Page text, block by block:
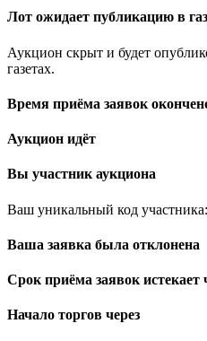
Лот ожидает публикацию в
Аукцион скрыт и будет
газетах.
Время приёма заявок
Аукцион идёт
Вы участник аукциона
Ваш уникальный код участника:
Ваша заявка была отклонена
Срок приёма заявок истекает
Начало торгов через